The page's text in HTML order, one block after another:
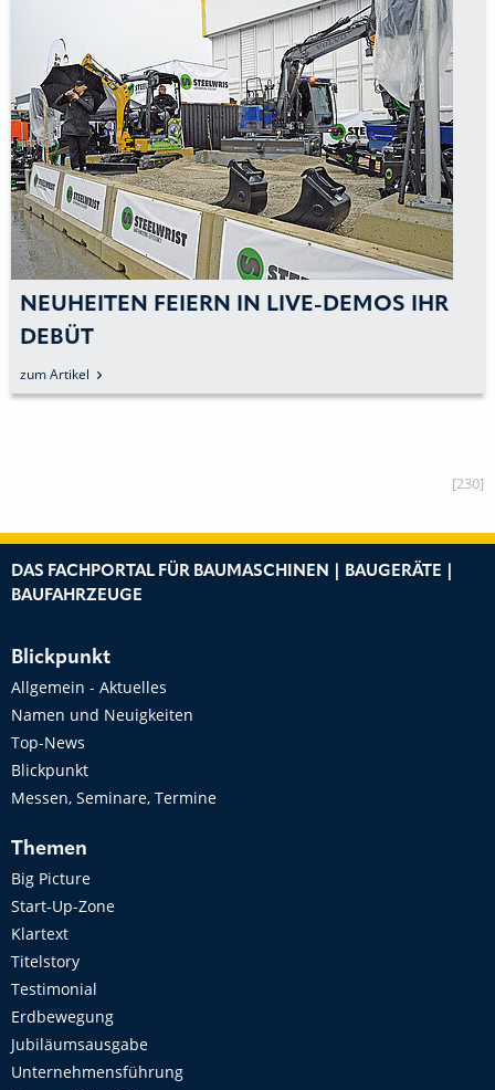
NEUHEITEN FEIERN IN LIVE-DEMOS IHR
DEBÜT
zum Artikel
[230]
DAS FACHPORTAL FÜR BAUMASCHINEN | BAUGERÄTE |
BAUFAHRZEUGE
Blickpunkt
Allgemein - Aktuelles
Namen und Neuigkeiten
Top-News
Blickpunkt
Messen, Seminare, Termine
Themen
Big Picture
Start-Up-Zone
Klartext
Titelstory
Testimonial
Erdbewegung
Jubiläumsausgabe
Unternehmensführung